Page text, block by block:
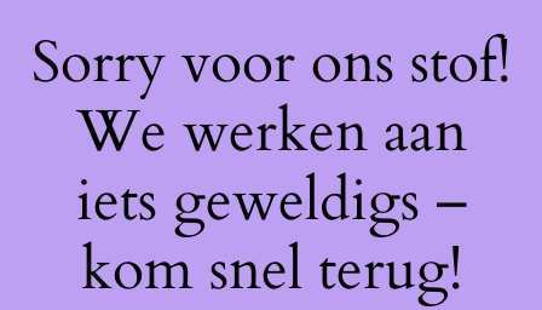
Sorry voor ons stof!
We werken aan
iets geweldigs –
kom snel terug!